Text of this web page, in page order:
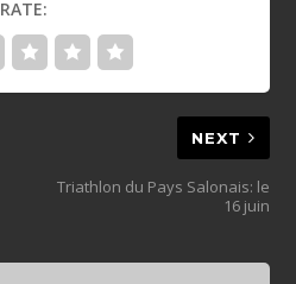
RATE:
NEXT
Triathlon du Pays Salonais: le
16 juin